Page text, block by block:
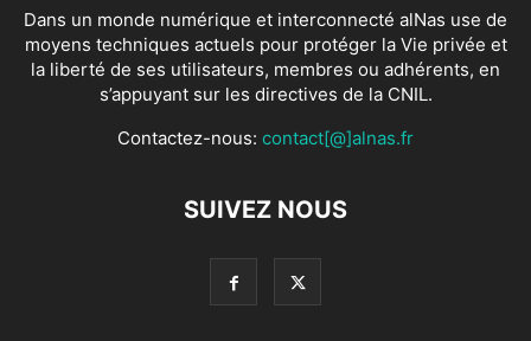
Dans un monde numérique et interconnecté alNas use de
moyens techniques actuels pour protéger la Vie privée et
la liberté de ses utilisateurs, membres ou adhérents, en
s’appuyant sur les directives de la CNIL.
Contactez-nous: contact[@]alnas.fr
SUIVEZ NOUS